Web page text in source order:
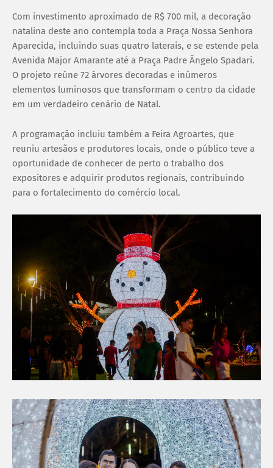
Com investimento aproximado de R$ 700 mil, a decoração
natalina deste ano contempla toda a Praça Nossa Senhora
Aparecida, incluindo suas quatro laterais, e se estende pela
Avenida Major Amarante até a Praça Padre Ângelo Spadari.
O projeto reúne 72 árvores decoradas e inúmeros
elementos luminosos que transformam o centro da cidade
em um verdadeiro cenário de Natal.
A programação incluiu também a Feira Agroartes, que
reuniu artesãos e produtores locais, onde o público teve a
oportunidade de conhecer de perto o trabalho dos
expositores e adquirir produtos regionais, contribuindo
para o fortalecimento do comércio local.